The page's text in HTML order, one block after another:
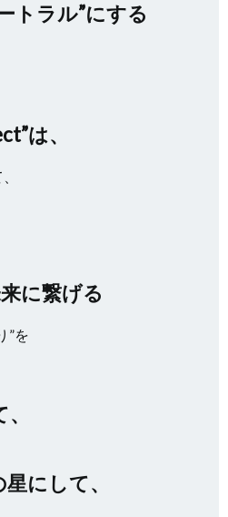
トラル”にする
は、
に繋げる
”を
にして、